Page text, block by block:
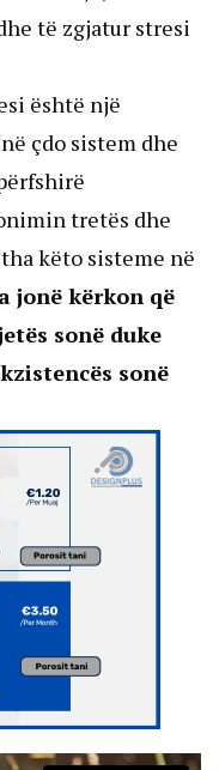
të zgjatur stresi
është një
çdo sistem dhe
tretës dhe
këto sisteme në
jonë kërkon që
sonë duke
sonë